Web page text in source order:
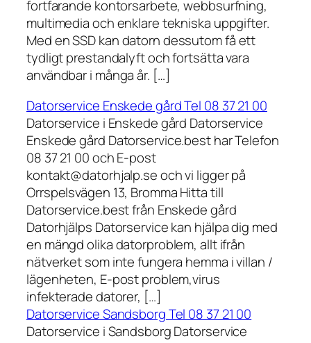
fortfarande kontorsarbete, webbsurfning,
multimedia och enklare tekniska uppgifter.
Med en SSD kan datorn dessutom få ett
tydligt prestandalyft och fortsätta vara
användbar i många år. […]
Datorservice Enskede gård Tel 08 37 21 00
Datorservice i Enskede gård Datorservice
Enskede gård Datorservice.best har Telefon
08 37 21 00 och E-post
kontakt@datorhjalp.se och vi ligger på
Orrspelsvägen 13, Bromma Hitta till
Datorservice.best från Enskede gård
Datorhjälps Datorservice kan hjälpa dig med
en mängd olika datorproblem, allt ifrån
nätverket som inte fungera hemma i villan /
lägenheten, E-post problem,virus
infekterade datorer, […]
Datorservice Sandsborg Tel 08 37 21 00
Datorservice i Sandsborg Datorservice